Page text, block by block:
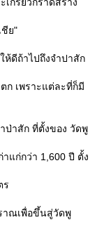
กรี้ยวกราดสร้าง
ชีย"
ห้ดีถ้าไปถึงจำปาสัก
ก เพราะแต่ละที่ก็มี
ำป่าสัก ที่ตั้งของ วัดพู
แก่กว่า 1,600 ปี ตั้ง
ร
าณเพื่อขึ้นสู่วัดพู